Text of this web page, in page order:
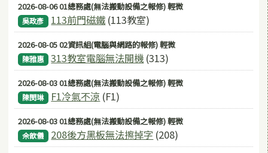
2026-08-06 01總務處(無法搬動設備之報修) 輕微
吳政彥 113前門磁鐵 (113教室)
2026-08-05 02資訊組(電腦與網路的報修) 輕微
陳雅惠 313教室電腦無法開機 (313)
2026-08-03 01總務處(無法搬動設備之報修) 輕微
陳閔琳 F1冷氣不涼 (F1)
2026-08-03 01總務處(無法搬動設備之報修) 輕微
佘歆儀 208後方黑板無法擦掉字 (208)